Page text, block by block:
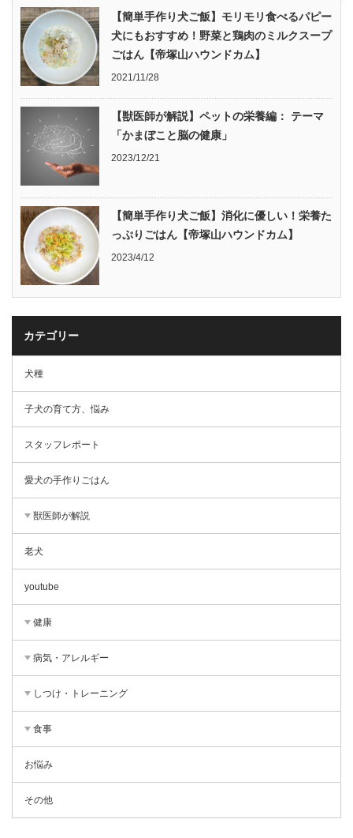
【簡単手作り犬ご飯】モリモリ食べるパピー
犬にもおすすめ！野菜と鶏肉のミルクスープ
ごはん【帝塚山ハウンドカム】
2021/11/28
【獣医師が解説】ペットの栄養編： テーマ
「かまぼこと脳の健康」
2023/12/21
【簡単手作り犬ご飯】消化に優しい！栄養た
っぷりごはん【帝塚山ハウンドカム】
2023/4/12
カテゴリー
犬種
子犬の育て方、悩み
スタッフレポート
愛犬の手作りごはん
獣医師が解説
老犬
youtube
健康
病気・アレルギー
しつけ・トレーニング
食事
お悩み
その他